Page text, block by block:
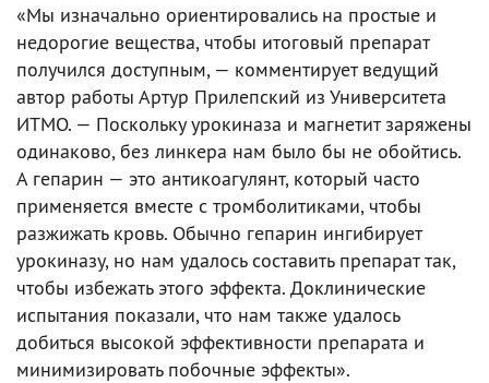
«Мы изначально ориентировались на простые и
недорогие вещества, чтобы итоговый препарат
получился доступным, — комментирует ведущий
автор работы Артур Прилепский из Университета
ИТМО. — Поскольку урокиназа и магнетит заряжены
одинаково, без линкера нам было бы не обойтись.
А гепарин — это антикоагулянт, который часто
применяется вместе с тромболитиками, чтобы
разжижать кровь. Обычно гепарин ингибирует
урокиназу, но нам удалось составить препарат так,
чтобы избежать этого эффекта. Доклинические
испытания показали, что нам также удалось
добиться высокой эффективности препарата и
минимизировать побочные эффекты».